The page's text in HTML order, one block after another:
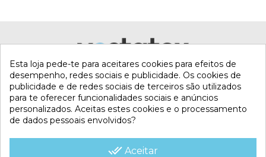
Esta loja pede-te para aceitares cookies para efeitos de
desempenho, redes sociais e publicidade. Os cookies de
publicidade e de redes sociais de terceiros são utilizados
para te oferecer funcionalidades sociais e anúncios
personalizados. Aceitas estes cookies e o processamento
de dados pessoais envolvidos?
done_all Aceitar